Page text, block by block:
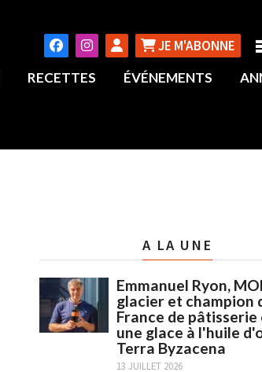
JE M'ABONNE
RECETTES ÉVÉNEMENTS
A LA UNE
Emmanuel Ryon,
glacier et champion
France de pâtisserie
une glace à l'huile
Terra Byzacena
13 JUILLET 2026